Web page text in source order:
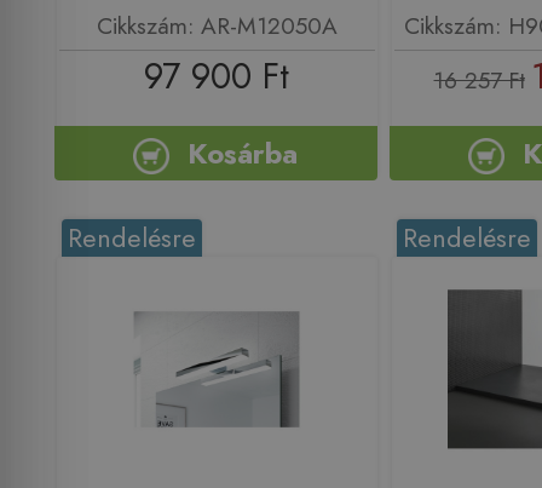
Cikkszám: AR-M12050A
97 900 Ft
Kosárba
Cikkszám:
16 257 Ft
Rendelésre Rendelésre